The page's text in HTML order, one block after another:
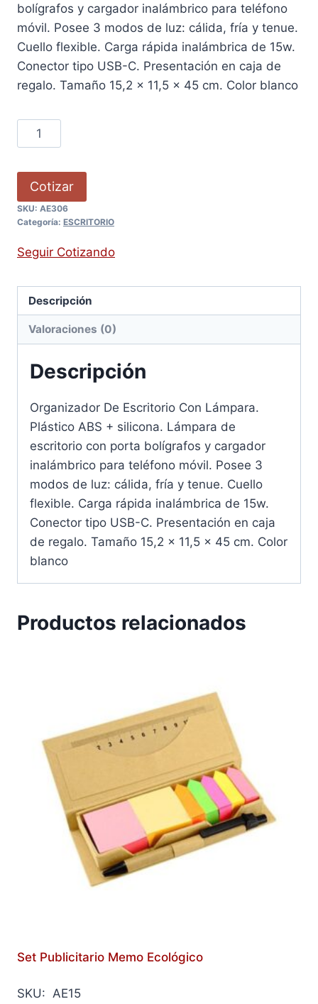
bolígrafos y cargador inalámbrico para teléfono
móvil. Posee 3 modos de luz: cálida, fría y tenue.
Cuello flexible. Carga rápida inalámbrica de 15w.
Conector tipo USB-C. Presentación en caja de
regalo. Tamaño 15,2 x 11,5 x 45 cm. Color blanco
Cotizar
SKU: AE306
Categoría: ESCRITORIO
Seguir Cotizando
Descripción
Valoraciones (0)
Descripción
Organizador De Escritorio Con Lámpara.
Plástico ABS + silicona. Lámpara de
escritorio con porta bolígrafos y cargador
inalámbrico para teléfono móvil. Posee 3
modos de luz: cálida, fría y tenue. Cuello
flexible. Carga rápida inalámbrica de 15w.
Conector tipo USB-C. Presentación en caja
de regalo. Tamaño 15,2 x 11,5 x 45 cm. Color
blanco
Productos relacionados
Set Publicitario Memo Ecológico
SKU: AE15